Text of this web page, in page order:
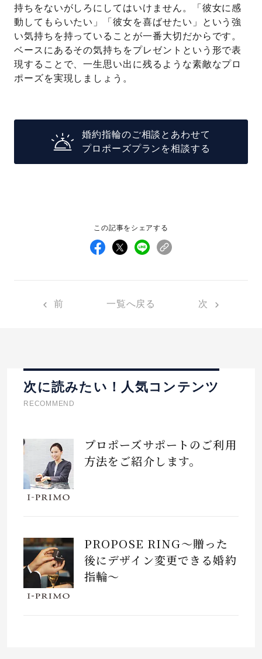
持ちをないがしろにしてはいけません。「彼女に感
動してもらいたい」「彼女を喜ばせたい」という強
い気持ちを持っていることが一番大切だからです。
ベースにあるその気持ちをプレゼントという形で表
現することで、一生思い出に残るような素敵なプロ
ポーズを実現しましょう。
婚約指輪のご相談とあわせて
プロポーズプランを相談する
この記事をシェアする
前 一覧へ戻る 次
次に読みたい！人気コンテンツ
RECOMMEND
プロポーズサポートのご利用
方法をご紹介します。
PROPOSE RING～贈った
後にデザイン変更できる婚約
指輪～